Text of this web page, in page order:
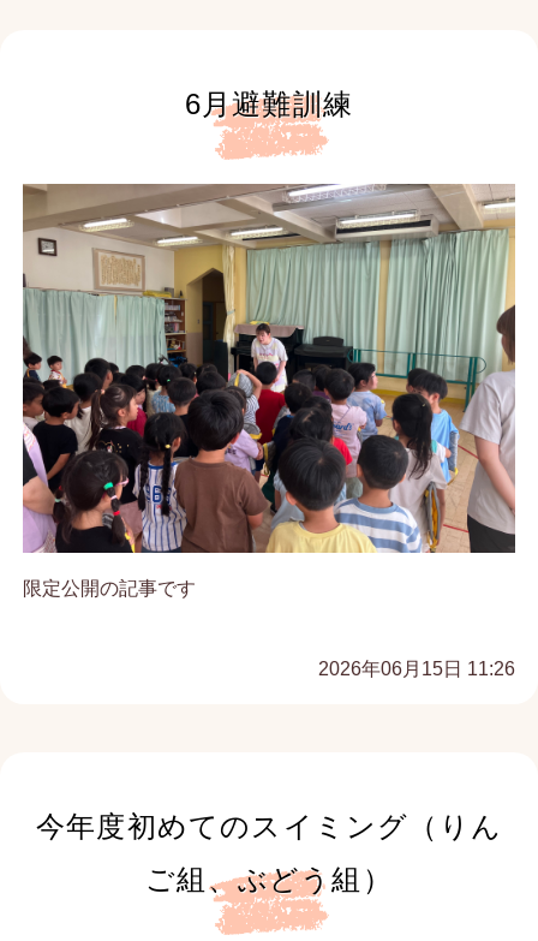
6月避難訓練
限定公開の記事です
2026年06月15日 11:26
今年度初めてのスイミング（りん
ご組、ぶどう組）